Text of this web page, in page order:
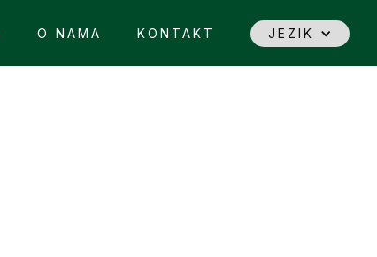
O NAMA KONTAKT JEZIK